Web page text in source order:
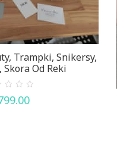
Trampki, Snikersy,
Od Reki